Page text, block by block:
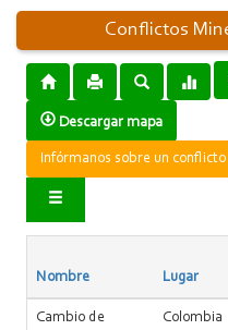
Conflictos
Descargar mapa
Infórmanos sobre un conflicto
Nombre Lugar
Cambio de
Colombia